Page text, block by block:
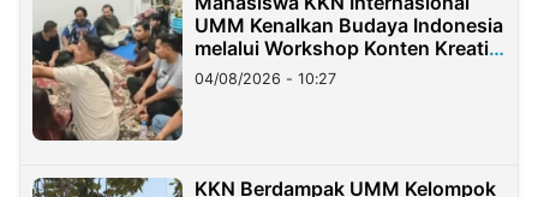
UMM Kenalkan Budaya Indonesia
melalui Workshop Konten Kreatif
di Taiwan
04/08/2026 - 10:27
KKN Berdampak UMM Kelompok